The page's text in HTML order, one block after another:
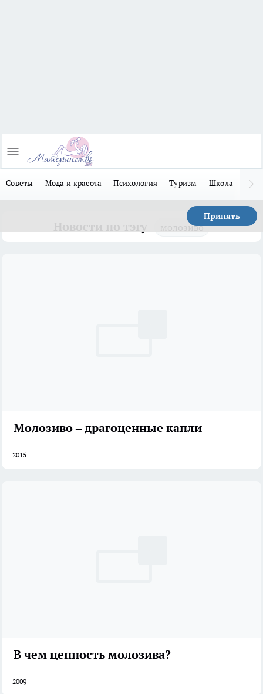
Советы Мода и красота Психология Туризм Школа
Принять
молозиво
Молозиво – драгоценные капли
2015
В чем ценность молозива?
2009